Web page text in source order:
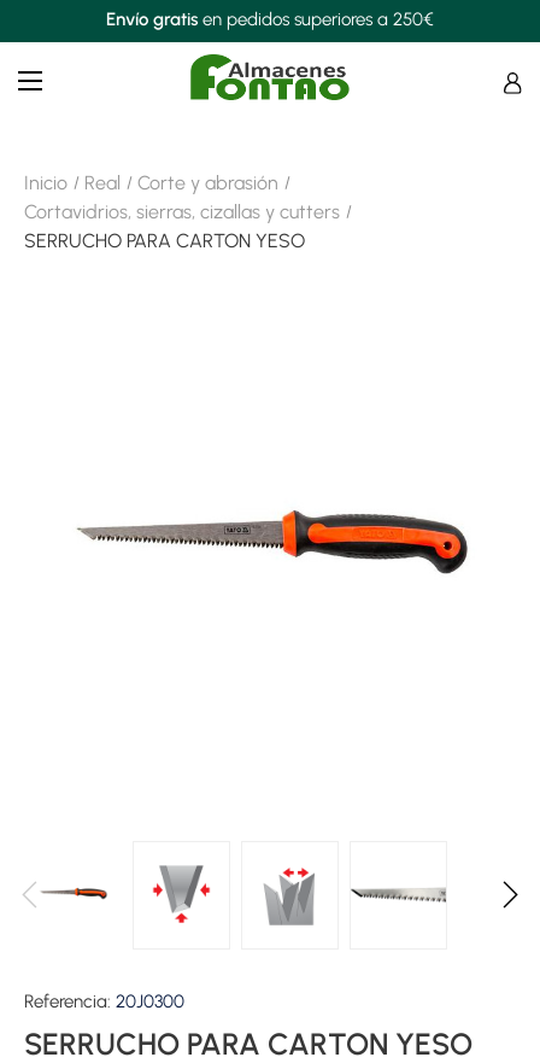
Envío gratis en pedidos superiores a 250€
Navegación
☰
Inicio Real
Corte y abrasión
Cortavidrios, sierras, cizallas y cutters
SERRUCHO PARA CARTON YESO
Referencia: 20J0300
SERRUCHO PARA CARTON YESO